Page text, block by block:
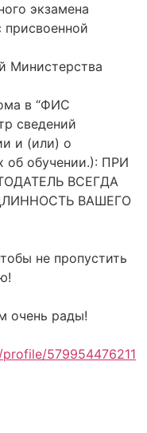
экзамена
присвоенной
Министерства
в “ФИС
сведений
и (или) о
об обучении.): ПРИ
ВСЕГДА
ВАШЕГО
не пропустить
очень рады!
579954476211